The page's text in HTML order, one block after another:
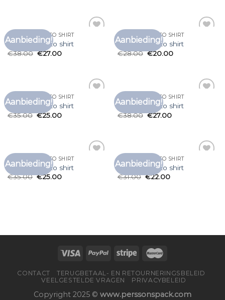
Aanbieding!
ANTONY MORATO SHIRT
antony morato shirt
€38.00 €27.00
Aanbieding!
ANTONY MORATO SHIRT
antony morato shirt
€28.00 €20.00
Aanbieding!
ANTONY MORATO SHIRT
antony morato shirt
€35.00 €25.00
Aanbieding!
ANTONY MORATO SHIRT
antony morato shirt
€38.00 €27.00
Aanbieding!
ANTONY MORATO SHIRT
antony morato shirt
€35.00 €25.00
Aanbieding!
ANTONY MORATO SHIRT
antony morato shirt
€31.00 €22.00
CONTACT
TERUGBETAAL- EN RETOURNERINGSBELEID
VEELGESTELDE VRAGEN
PRIVACYBELEID
Copyright 2025 © www.perssonspack.com